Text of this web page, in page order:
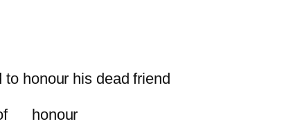
honour his dead friend
of honour